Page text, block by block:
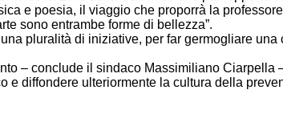
e poesia, il viaggio che proporrà la
sono entrambe forme di bellezza”.
pluralità di iniziative, per far germogliare
– conclude il sindaco Massimiliano Ciarpella
e diffondere ulteriormente la cultura della